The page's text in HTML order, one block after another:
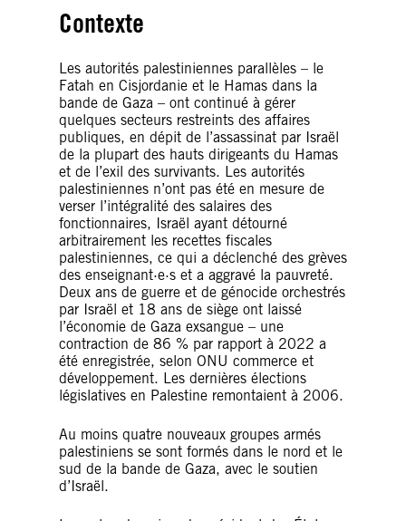
Contexte
Les autorités palestiniennes parallèles – le
Fatah en Cisjordanie et le Hamas dans la
bande de Gaza – ont continué à gérer
quelques secteurs restreints des affaires
publiques, en dépit de l’assassinat par Israël
de la plupart des hauts dirigeants du Hamas
et de l’exil des survivants. Les autorités
palestiniennes n’ont pas été en mesure de
verser l’intégralité des salaires des
fonctionnaires, Israël ayant détourné
arbitrairement les recettes fiscales
palestiniennes, ce qui a déclenché des grèves
des enseignant·e·s et a aggravé la pauvreté.
Deux ans de guerre et de génocide orchestrés
par Israël et 18 ans de siège ont laissé
l’économie de Gaza exsangue – une
contraction de 86 % par rapport à 2022 a
été enregistrée, selon ONU commerce et
développement. Les dernières élections
législatives en Palestine remontaient à 2006.
Au moins quatre nouveaux groupes armés
palestiniens se sont formés dans le nord et le
sud de la bande de Gaza, avec le soutien
d’Israël.